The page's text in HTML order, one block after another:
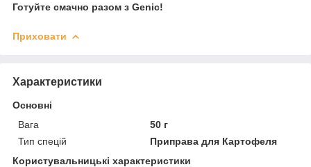
Готуйте смачно разом з Genic!
Приховати
Характеристики
Основні
Вага
50 г
Тип спецій
Приправа для Картофеля
Користувальницькі характеристики